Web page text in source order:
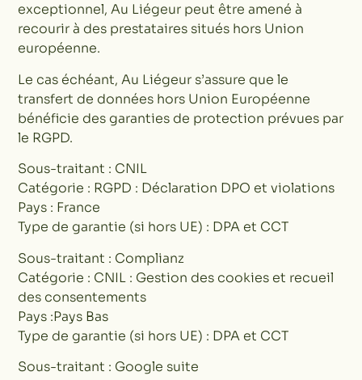
exceptionnel, Au Liégeur peut être amené à
recourir à des prestataires situés hors Union
européenne.
Le cas échéant, Au Liégeur s’assure que le
transfert de données hors Union Européenne
bénéficie des garanties de protection prévues par
le RGPD.
Sous-traitant : CNIL
Catégorie : RGPD : Déclaration DPO et violations
Pays : France
Type de garantie (si hors UE) : DPA et CCT
Sous-traitant : Complianz
Catégorie : CNIL : Gestion des cookies et recueil
des consentements
Pays :Pays Bas
Type de garantie (si hors UE) : DPA et CCT
Sous-traitant : Google suite